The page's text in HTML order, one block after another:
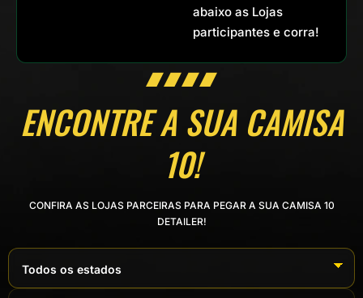
abaixo as Lojas
participantes e corra!
ENCONTRE A SUA CAMISA
10!
CONFIRA AS LOJAS PARCEIRAS PARA PEGAR A SUA CAMISA 10
DETAILER!